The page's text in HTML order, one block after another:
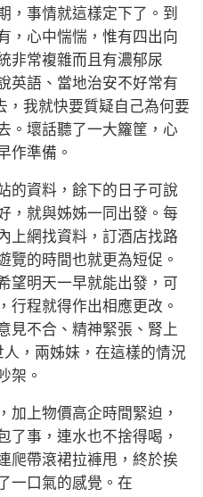
，事情就這樣定下了。到
，心中惴惴，惟有四出向
非常複雜而且有濃郁尿
英語、當地治安不好常有
我就快要質疑自己為何要
。壞話聽了一大籮筐，心
作準備。
資料，餘下的日子可說
，就與姊姊一同出發。每
上網找資料，訂酒店找路
覽的時間也就更為短促。
望明天一早就能出發，可
行程就得作出相應更改。
見不合、精神緊張、腎上
，兩姊妹，在這樣的情況
架。
上物價高企時間緊迫，
了事，連水也不捨得喝，
爬帶滾裙拉褲甩，終於挨
一口氣的感覺。在